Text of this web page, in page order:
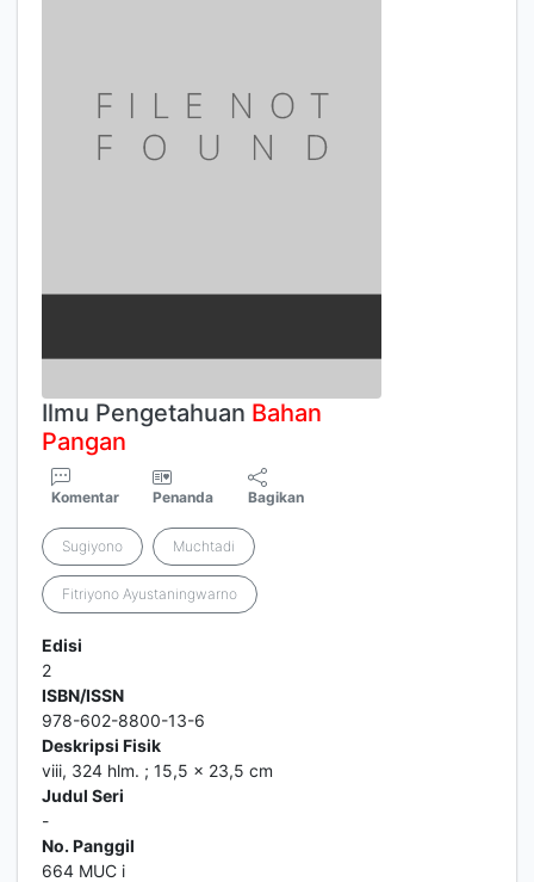
Ilmu Pengetahuan Bahan
Pangan
Komentar Penanda Bagikan
Sugiyono Muchtadi
Fitriyono Ayustaningwarno
Edisi
2
ISBN/ISSN
978-602-8800-13-6
Deskripsi Fisik
viii, 324 hlm. ; 15,5 x 23,5 cm
Judul Seri
-
No. Panggil
664 MUC i